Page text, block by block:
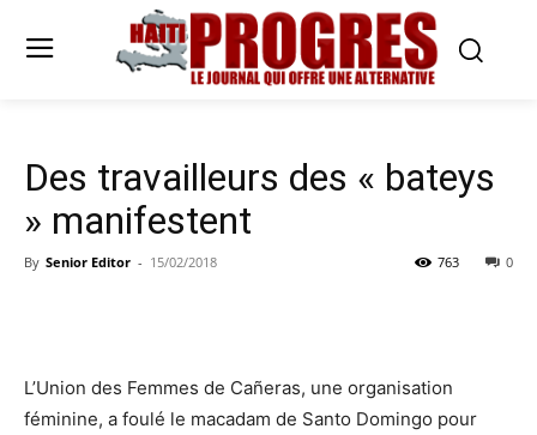
Des travailleurs des « bateys
» manifestent
By Senior Editor - 15/02/2018 0
763
L’Union des Femmes de Cañeras, une organisation
féminine, a foulé le macadam de Santo Domingo pour